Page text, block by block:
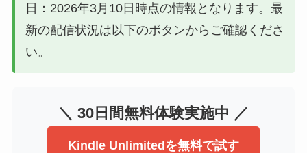
日：2026年3月10日時点の情報となります。最
新の配信状況は以下のボタンからご確認くださ
い。
＼ 30日間無料体験実施中 ／
Kindle Unlimitedを無料で試す